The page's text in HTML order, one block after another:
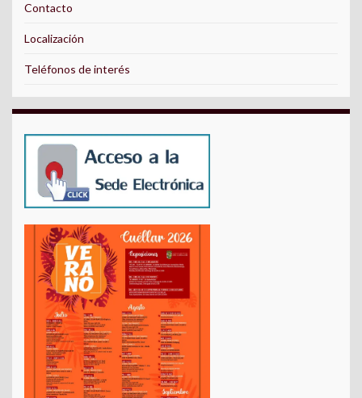
Contacto
Localización
Teléfonos de interés